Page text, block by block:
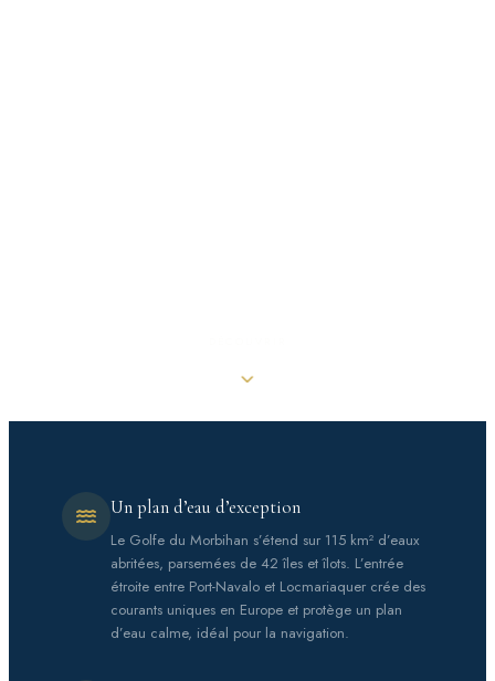
Un plan d’eau d’exception
Le Golfe du Morbihan s’étend sur 115 km² d’eaux
abritées, parsemées de 42 îles et îlots. L’entrée
étroite entre Port-Navalo et Locmariaquer crée des
courants uniques en Europe et protège un plan
d’eau calme, idéal pour la navigation.